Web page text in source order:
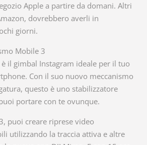
Apple a partire da domani. Altri
dovrebbero averli in
giorni.
Mobile 3
il gimbal Instagram ideale per il tuo
Con il suo nuovo meccanismo
questo è uno stabilizzatore
portare con te ovunque.
puoi creare riprese video
utilizzando la traccia attiva e altre